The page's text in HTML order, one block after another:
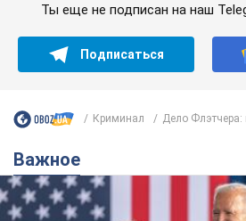
Ты еще не подписан на наш
Подписаться
Криминал Дело Флэтчера:
Важное